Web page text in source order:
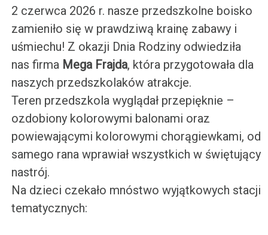
2 czerwca 2026 r. nasze przedszkolne boisko
zamieniło się w prawdziwą krainę zabawy i
uśmiechu! Z okazji Dnia Rodziny odwiedziła
nas firma Mega Frajda, która przygotowała dla
naszych przedszkolaków atrakcje.
Teren przedszkola wyglądał przepięknie –
ozdobiony kolorowymi balonami oraz
powiewającymi kolorowymi chorągiewkami, od
samego rana wprawiał wszystkich w świętujący
nastrój.
Na dzieci czekało mnóstwo wyjątkowych stacji
tematycznych: